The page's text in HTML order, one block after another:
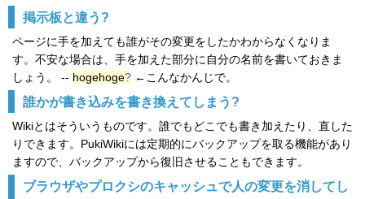
掲示板と違う?
ページに手を加えても誰がその変更をしたかわからなくなりま
す。不安な場合は、手を加えた部分に自分の名前を書いておきま
しょう。 -- hogehoge? ←こんなかんじで。
誰かが書き込みを書き換えてしまう?
Wikiとはそういうものです。誰でもどこでも書き加えたり、直した
りできます。PukiWikiには定期的にバックアップを取る機能があり
ますので、バックアップから復旧させることもできます。
ブラウザやプロクシのキャッシュで人の変更を消してし